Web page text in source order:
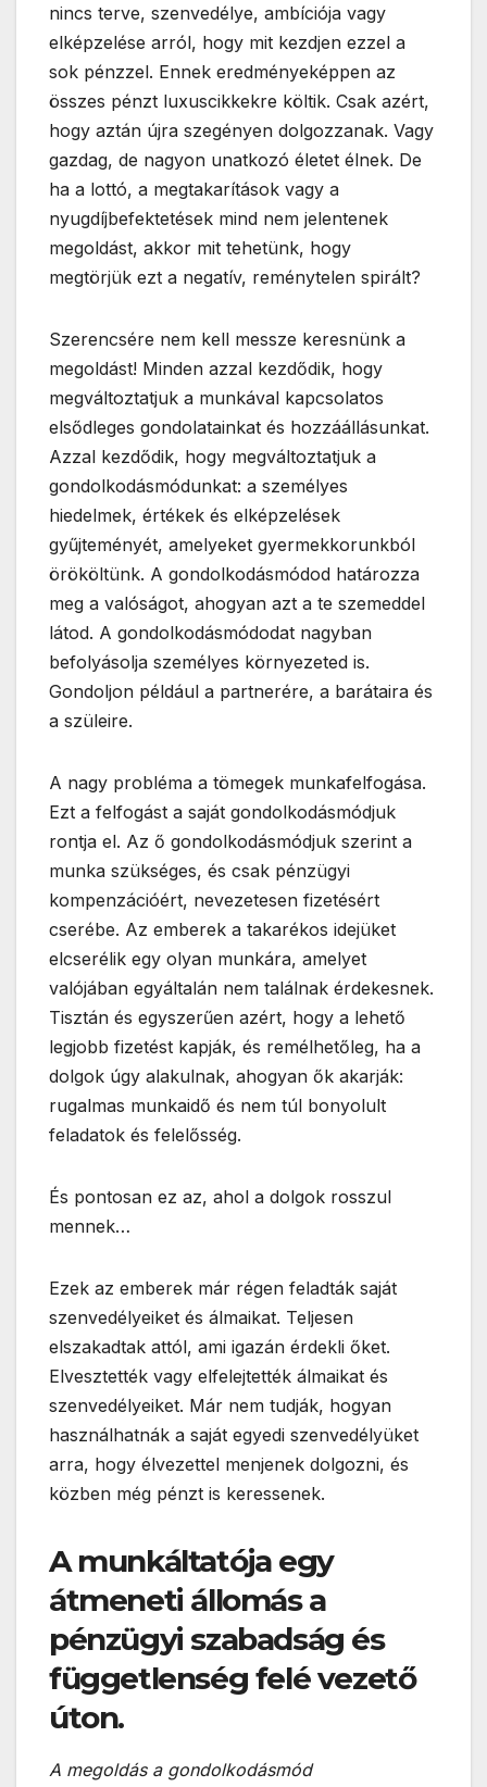
nincs terve, szenvedélye, ambíciója vagy
elképzelése arról, hogy mit kezdjen ezzel a
sok pénzzel. Ennek eredményeképpen az
összes pénzt luxuscikkekre költik. Csak azért,
hogy aztán újra szegényen dolgozzanak. Vagy
gazdag, de nagyon unatkozó életet élnek. De
ha a lottó, a megtakarítások vagy a
nyugdíjbefektetések mind nem jelentenek
megoldást, akkor mit tehetünk, hogy
megtörjük ezt a negatív, reménytelen spirált?
Szerencsére nem kell messze keresnünk a
megoldást! Minden azzal kezdődik, hogy
megváltoztatjuk a munkával kapcsolatos
elsődleges gondolatainkat és hozzáállásunkat.
Azzal kezdődik, hogy megváltoztatjuk a
gondolkodásmódunkat: a személyes
hiedelmek, értékek és elképzelések
gyűjteményét, amelyeket gyermekkorunkból
örököltünk. A gondolkodásmódod határozza
meg a valóságot, ahogyan azt a te szemeddel
látod. A gondolkodásmódodat nagyban
befolyásolja személyes környezeted is.
Gondoljon például a partnerére, a barátaira és
a szüleire.
A nagy probléma a tömegek munkafelfogása.
Ezt a felfogást a saját gondolkodásmódjuk
rontja el. Az ő gondolkodásmódjuk szerint a
munka szükséges, és csak pénzügyi
kompenzációért, nevezetesen fizetésért
cserébe. Az emberek a takarékos idejüket
elcserélik egy olyan munkára, amelyet
valójában egyáltalán nem találnak érdekesnek.
Tisztán és egyszerűen azért, hogy a lehető
legjobb fizetést kapják, és remélhetőleg, ha a
dolgok úgy alakulnak, ahogyan ők akarják:
rugalmas munkaidő és nem túl bonyolult
feladatok és felelősség.
És pontosan ez az, ahol a dolgok rosszul
mennek…
Ezek az emberek már régen feladták saját
szenvedélyeiket és álmaikat. Teljesen
elszakadtak attól, ami igazán érdekli őket.
Elvesztették vagy elfelejtették álmaikat és
szenvedélyeiket. Már nem tudják, hogyan
használhatnák a saját egyedi szenvedélyüket
arra, hogy élvezettel menjenek dolgozni, és
közben még pénzt is keressenek.
A munkáltatója egy
átmeneti állomás a
pénzügyi szabadság és
függetlenség felé vezető
úton.
A megoldás a gondolkodásmód